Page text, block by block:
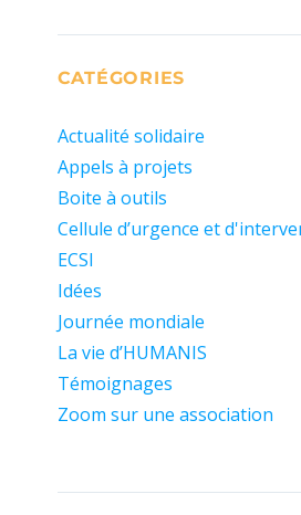
CATÉGORIES
Actualité solidaire
Appels à projets
Boite à outils
Cellule d’urgence et
ECSI
Idées
Journée mondiale
La vie d’HUMANIS
Témoignages
Zoom sur une association